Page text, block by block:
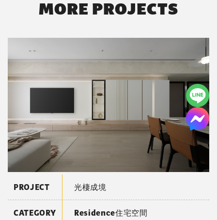
MORE PROJECTS
PROJECT 光棲成境
CATEGORY Residence住宅空間